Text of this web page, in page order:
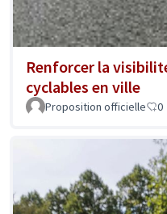
Renforcer la
cyclables en ville
Proposition officielle 0